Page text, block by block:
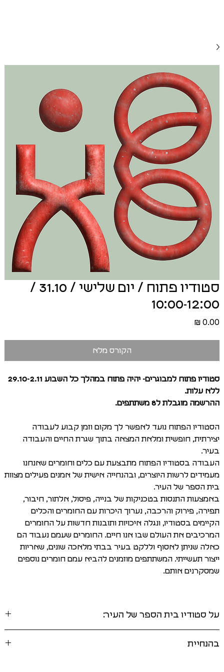
סטודיו פתוח / יום שלישי / 31.10 /
10:00-12:00
מחיר
הקורס מלא
סטודיו פתוח למבוגרים- יהיה פתוח במהלך כל השבוע 29.10-2.11
ללא עלות.
ההרשמה מוגבלת ל8 משתתפים.
הסטודיו הפתוח נועד לאפשר לך מקום וזמן קבוע לעבודה
יצירתית, חופשית ומלאת המצאה בתוך שגרת החיים והעבודה
בעיר.
העבודה בסטודיו הפתוח מתבצעת עם כלים וחומרים שאנחנו
מעמידים לרשות היוצרים, ובהנחייה אישית של אמנים פעילים מצוות
בית הספר של העיר.
באמצעות התנסות בטכניקות של בנייה, פיסול, אלתור, חיבור,
תפירה, פירוק והרכבה, נערוך היכרות עם החומרים והכלים
הקיימים בסטודיו, ונגלה איכויות ותובנות חדשות על החומרים
המרכיבים את העולם שבו אנו חיים. החומרים שעמם נעבוד הם
כאלה שניתן לאסוף וללקט בעיר בבתי מלאכה שונים, שאריות
ייצור תעשייתי. המשתתפים מוזמנים להביא עמם חומרים נוספים
שמסקרנים אותם.
על סטודיו בית הספר של העיר:
שבבית ליבלינג. הסטודיו הוא מרחב לימוד חופשי המוקדש ליצירה
בהנחיית